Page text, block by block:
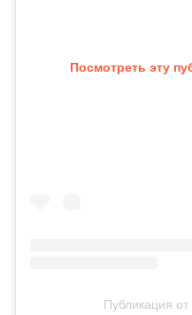
Посмотреть эту
Публикация